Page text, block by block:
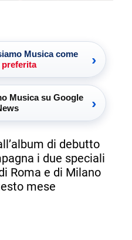
Musica come
›
Musica su Google
›
di debutto
i due speciali
Roma e di Milano
mese